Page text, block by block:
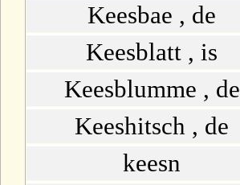
Keesbae , de
Keesblatt , is
Keesblumme , de
Keeshitsch , de
keesn